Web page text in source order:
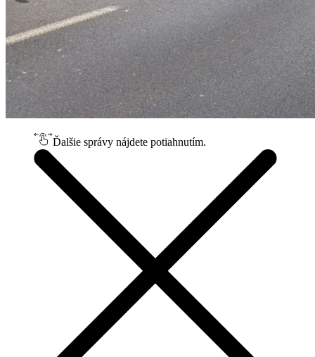
Ďalšie správy nájdete potiahnutím.